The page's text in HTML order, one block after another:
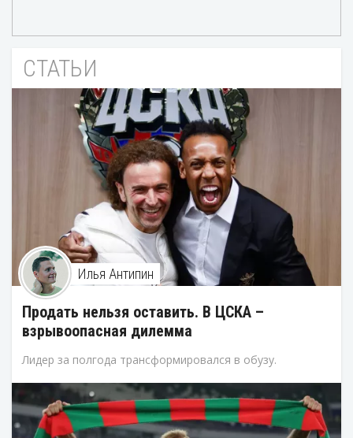
СТАТЬИ
Илья Антипин
Продать нельзя оставить. В ЦСКА –
взрывоопасная дилемма
Лидер за полгода трансформировался в обузу.